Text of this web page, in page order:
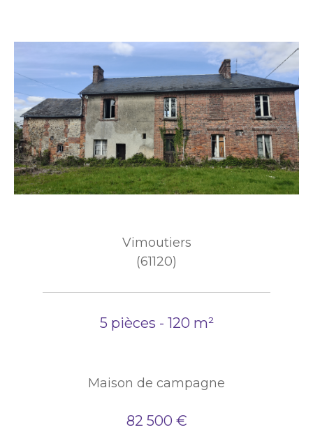
Vimoutiers
(61120)
5 pièces - 120 m²
Maison de campagne
82 500 €